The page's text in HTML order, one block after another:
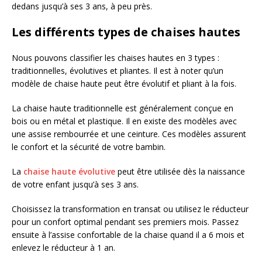
dedans jusqu’à ses 3 ans, à peu près.
Les différents types de chaises hautes
Nous pouvons classifier les chaises hautes en 3 types :
traditionnelles, évolutives et pliantes. Il est à noter qu’un
modèle de chaise haute peut être évolutif et pliant à la fois.
La chaise haute traditionnelle est généralement conçue en
bois ou en métal et plastique. Il en existe des modèles avec
une assise rembourrée et une ceinture. Ces modèles assurent
le confort et la sécurité de votre bambin.
La chaise haute évolutive peut être utilisée dès la naissance
de votre enfant jusqu’à ses 3 ans.
Choisissez la transformation en transat ou utilisez le réducteur
pour un confort optimal pendant ses premiers mois. Passez
ensuite à l’assise confortable de la chaise quand il a 6 mois et
enlevez le réducteur à 1 an.